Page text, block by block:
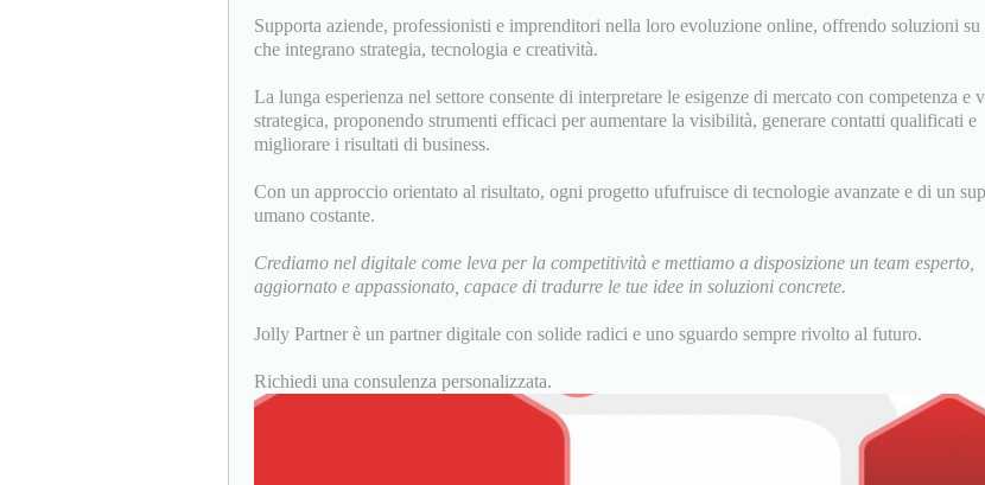
Supporta aziende, professionisti e imprenditori nella loro evoluzione online, offrendo soluzioni su
che integrano strategia, tecnologia e creatività.
La lunga esperienza nel settore consente di interpretare le esigenze di mercato con competenza e
strategica, proponendo strumenti efficaci per aumentare la visibilità, generare contatti qualificati e
migliorare i risultati di business.
Con un approccio orientato al risultato, ogni progetto ufufruisce di tecnologie avanzate e di un
umano costante.
Crediamo nel digitale come leva per la competitività e mettiamo a disposizione un team esperto,
aggiornato e appassionato, capace di tradurre le tue idee in soluzioni concrete.
Jolly Partner è un partner digitale con solide radici e uno sguardo sempre rivolto al futuro.
Richiedi una consulenza personalizzata.